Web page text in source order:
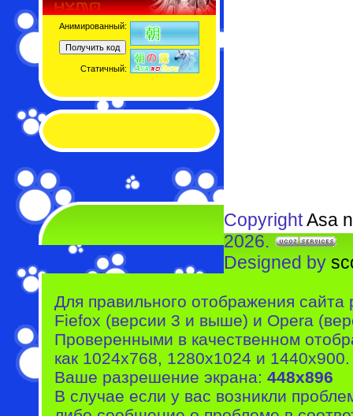
Анимированный:
Статичный:
CopyrightAsa
2026.
Designed by
Для правильного отображения
Fiefox (версии 3 и выше) и Opera
Проверенными в качественном
как 1024x768, 1280x1024 и 1440x900.
Ваше разрешение экрана: 448x896
В случае если у вас возникли